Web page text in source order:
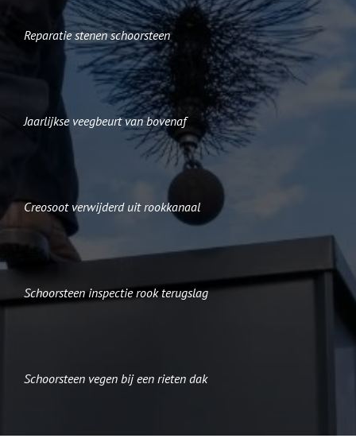
Reparatie stenen schoorsteen
Jaarlijkse veegbeurt van bovenaf
Creosoot verwijderd uit rookkanaal
Schoorsteen inspectie rook terugslag
Schoorsteen vegen bij een rieten dak